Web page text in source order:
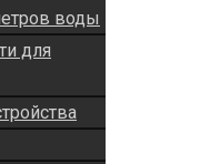
воды
для